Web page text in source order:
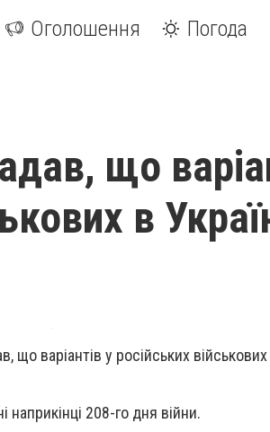
Оголошення Погода
що
в
варіантів у російських військових
наприкінці 208-го дня війни.